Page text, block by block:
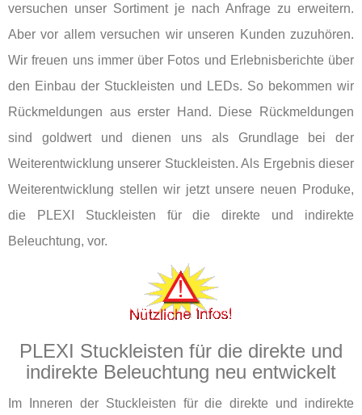
versuchen unser Sortiment je nach Anfrage zu erweitern.
Aber vor allem versuchen wir unseren Kunden zuzuhören.
Wir freuen uns immer über Fotos und Erlebnisberichte über
den Einbau der Stuckleisten und LEDs. So bekommen wir
Rückmeldungen aus erster Hand. Diese Rückmeldungen
sind goldwert und dienen uns als Grundlage bei der
Weiterentwicklung unserer Stuckleisten. Als Ergebnis dieser
Weiterentwicklung stellen wir jetzt unsere neuen Produke,
die PLEXI Stuckleisten für die direkte und indirekte
Beleuchtung, vor.
PLEXI Stuckleisten für die direkte und
indirekte Beleuchtung neu entwickelt
Im Inneren der Stuckleisten für die direkte und indirekte